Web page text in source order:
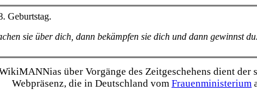
Geburtstag.
sie über dich, dann bekämpfen sie dich und dann gewinnst
über Vorgänge des Zeitgeschehens dient
Webpräsenz, die in Deutschland vom Frauen­ministerium